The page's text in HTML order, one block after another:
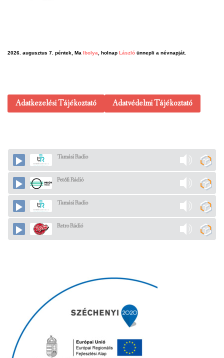
2026. augusztus 7. péntek, Ma Ibolya, holnap László ünnepli a névnapját.
Adatkezelési Tájékoztató Adatvédelmi Tájékoztató
Tamási Radio
Petőfi Rádió
Tamási Radio
Retro Rádió